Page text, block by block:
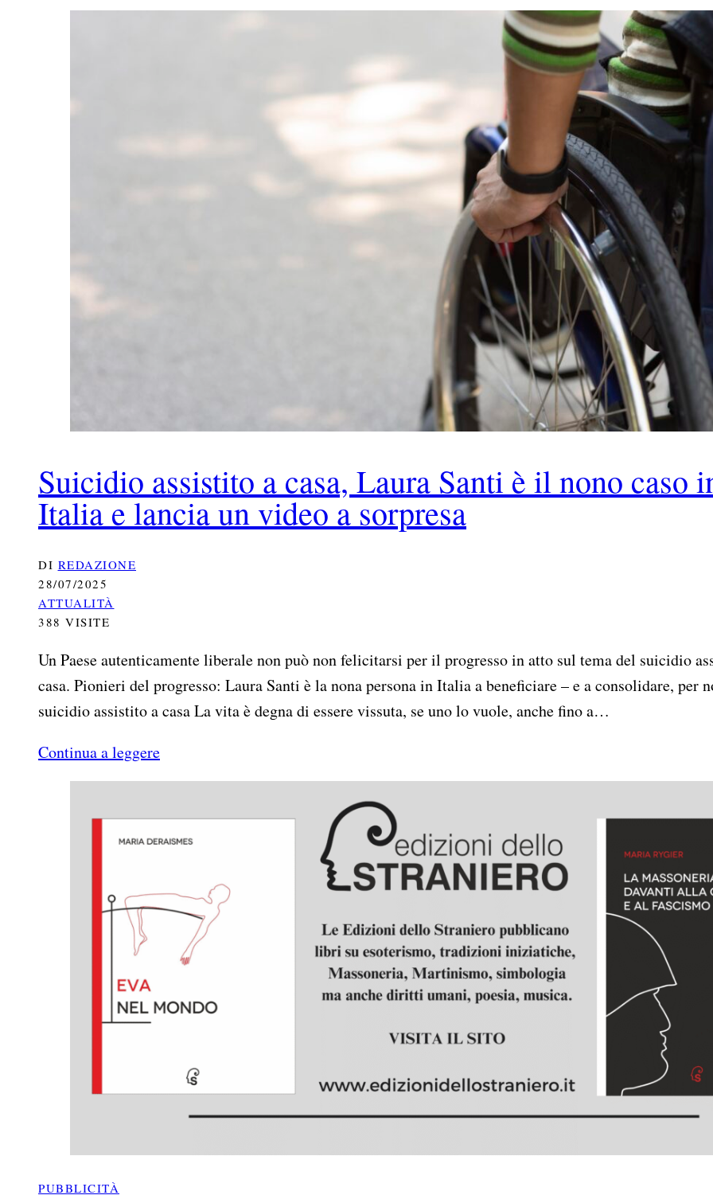
Suicidio assistito a casa, Laura Santi è il nono caso
Italia e lancia un video a sorpresa
DI REDAZIONE
28/07/2025
ATTUALITÀ
388 VISITE
Un Paese autenticamente liberale non può non felicitarsi per il progresso in atto sul tema del suicidio assistito a
casa. Pionieri del progresso: Laura Santi è la nona persona in Italia a beneficiare – e a consolidare, per
suicidio assistito a casa La vita è degna di essere vissuta, se uno lo vuole, anche fino a…
Continua a leggere
PUBBLICITÀ